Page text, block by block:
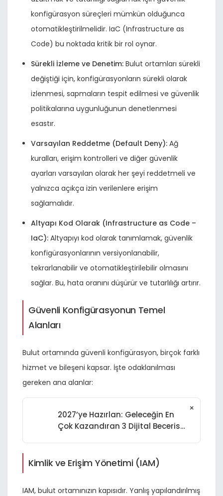
konfigürasyon süreçleri mümkün olduğunca
otomatikleştirilmelidir. IaC (Infrastructure as
Code) bu noktada kritik bir rol oynar.
Sürekli İzleme ve Denetim: Bulut ortamları sürekli
değiştiği için, konfigürasyonların sürekli olarak
izlenmesi, sapmaların tespit edilmesi ve güvenlik
politikalarına uygunluğunun denetlenmesi
esastır.
Varsayılan Reddetme (Default Deny): Ağ
kuralları, erişim kontrolleri ve diğer güvenlik
ayarları varsayılan olarak her şeyi reddetmeli ve
yalnızca açıkça izin verilenlere erişim
sağlamalıdır.
Altyapı Kod Olarak (Infrastructure as Code –
IaC): Altyapıyı kod olarak tanımlamak, güvenlik
konfigürasyonlarının versiyonlanabilir,
tekrarlanabilir ve otomatikleştirilebilir olmasını
sağlar. Bu, hata oranını düşürür ve tutarlılığı artırır.
Güvenli Konfigürasyonun Temel
Alanları
Bulut ortamında güvenli konfigürasyon, birçok farklı
hizmet ve bileşeni kapsar. İşte odaklanılması
gereken ana alanlar:
2027’ye Hazırlan: Geleceğin En
Çok Kazandıran 3 Dijital Becerisi
×
Kimlik ve Erişim Yönetimi (IAM)
IAM, bulut ortamınızın kapısıdır. Yanlış yapılandırılmış